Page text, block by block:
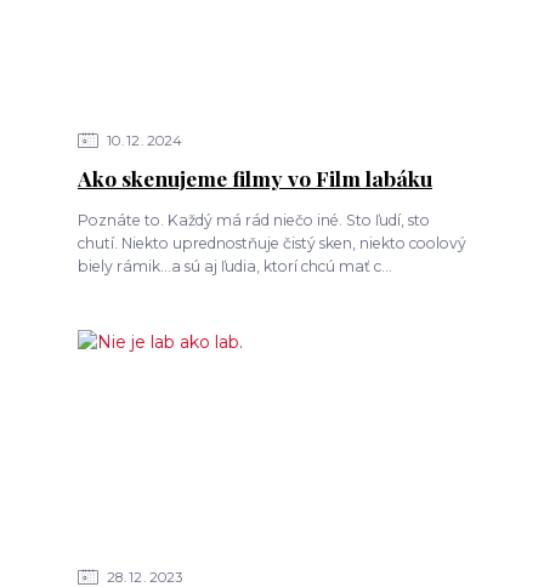
10 12 2024
Ako skenujeme filmy vo Film labáku
Poznáte to. Každý má rád niečo iné. Sto ľudí, sto
chutí. Niekto uprednostňuje čistý sken, niekto coolový
biely rámik...a sú aj ľudia, ktorí chcú mať c...
28 12 2023